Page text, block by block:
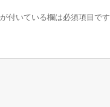
が付いている欄は必須項目です